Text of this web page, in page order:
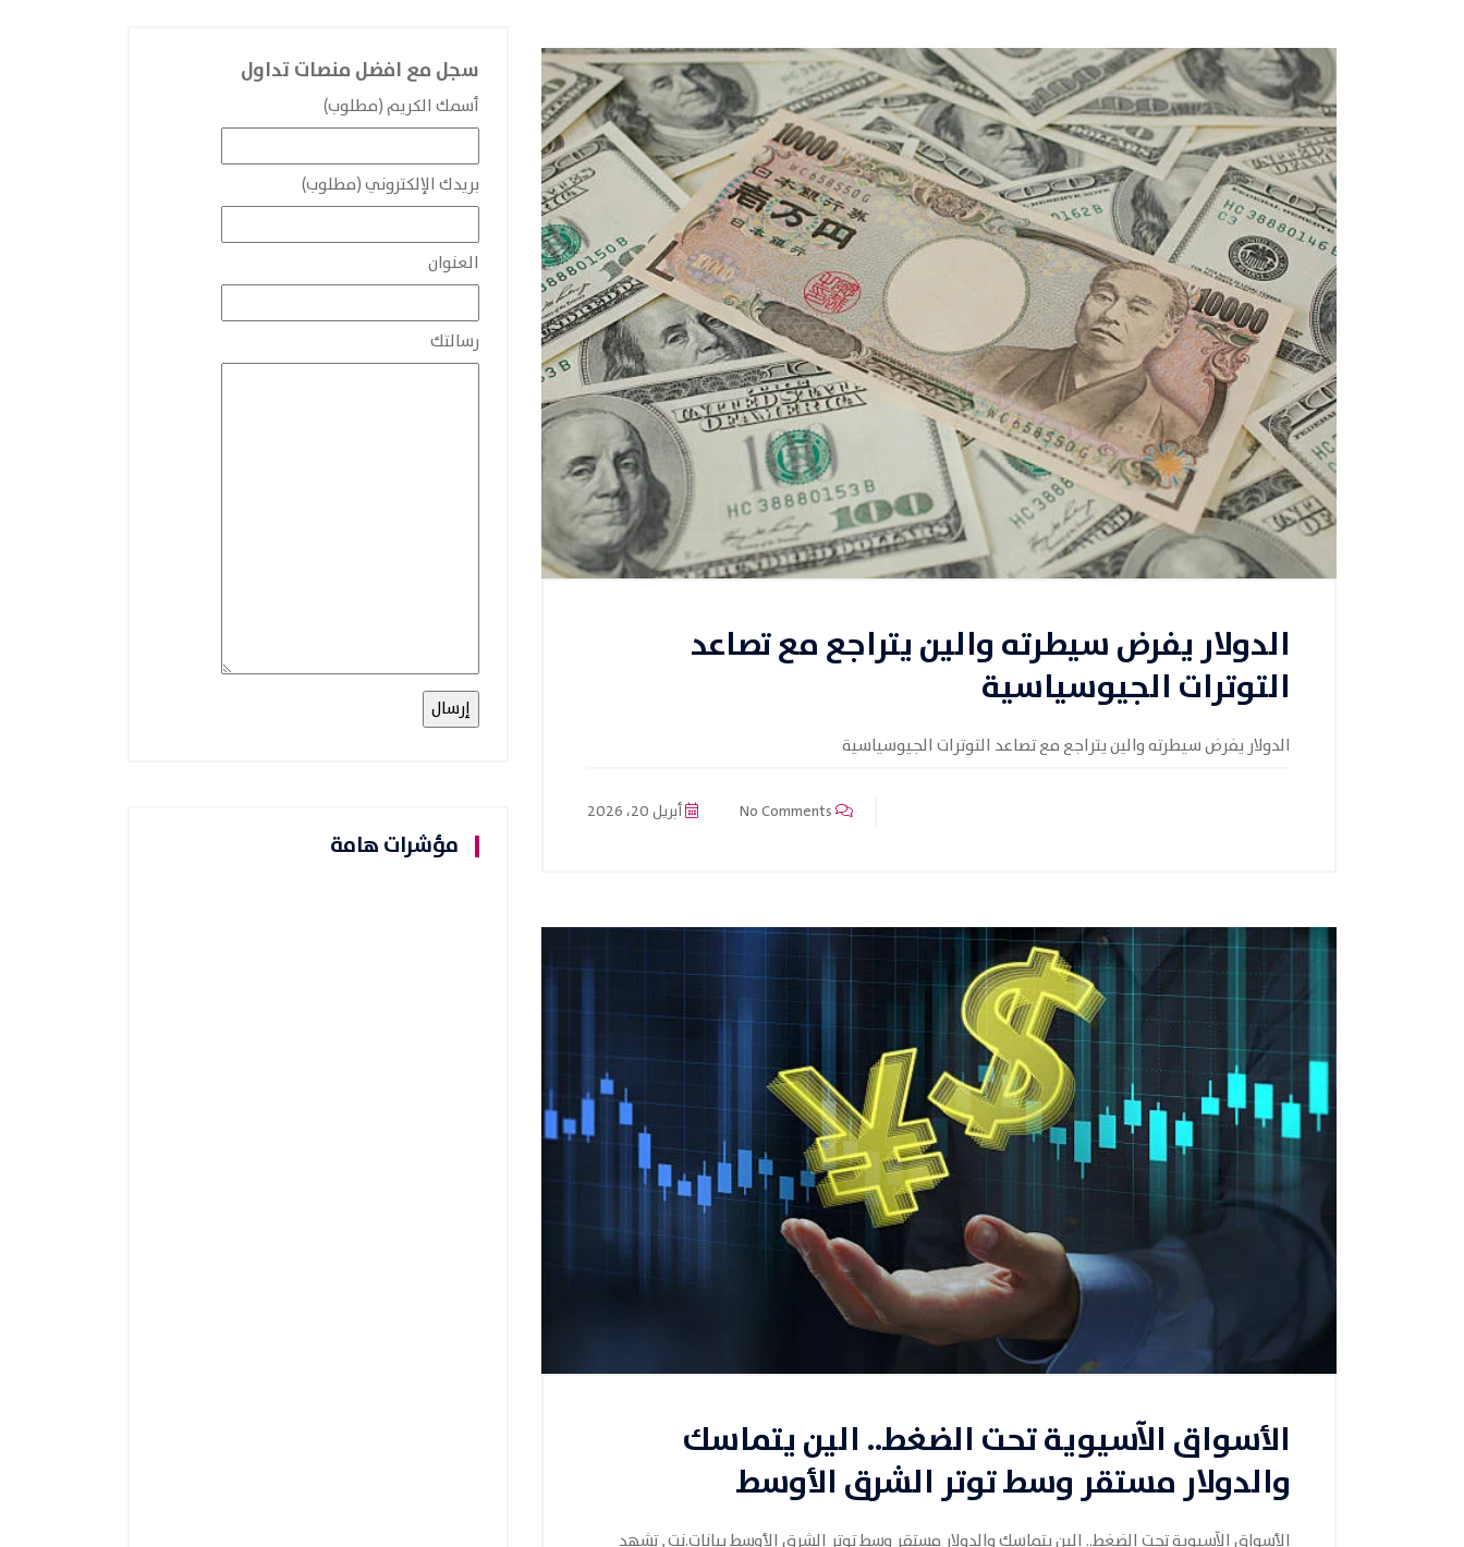
الدولار يفرض سيطرته والين يتراجع مع تصاعد
التوترات الجيوسياسية
الدولار يفرض سيطرته والين يتراجع مع تصاعد التوترات الجيوسياسية
أبريل 20، 2026
الأسواق الآسيوية تحت الضغط.. الين يتماسك
والدولار مستقر وسط توتر الشرق الأوسط
سجل مع افضل منصات تداول
أسمك الكريم (مطلوب)
بريدك الإلكتروني (مطلوب)
العنوان
رسالتك
مؤشرات هامة